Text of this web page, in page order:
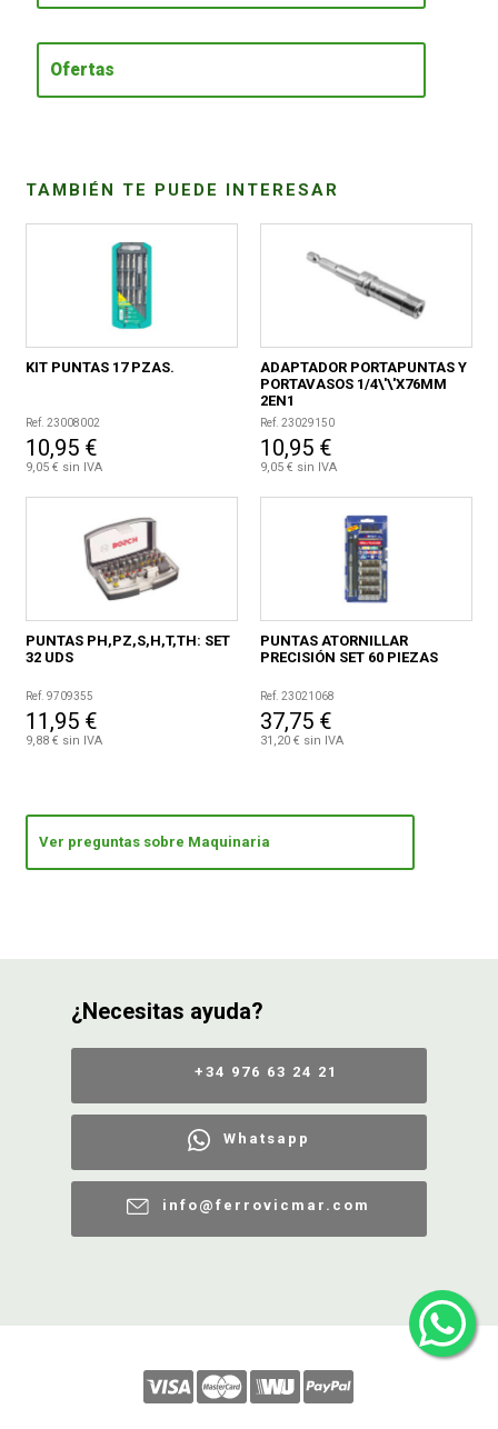
Ofertas
TAMBIÉN TE PUEDE INTERESAR
KIT PUNTAS 17 PZAS.
Ref. 23008002
10,95 €
9,05 € sin IVA
ADAPTADOR PORTAPUNTAS Y
PORTAVASOS 1/4\'\'X76MM
2EN1
Ref. 23029150
10,95 €
9,05 € sin IVA
PUNTAS PH,PZ,S,H,T,TH: SET
32 UDS
Ref. 9709355
11,95 €
9,88 € sin IVA
PUNTAS ATORNILLAR
PRECISIÓN SET 60 PIEZAS
Ref. 23021068
37,75 €
31,20 € sin IVA
Ver preguntas sobre Maquinaria
¿Necesitas ayuda?
+34 976 63 24 21
Whatsapp
info@ferrovicmar.com